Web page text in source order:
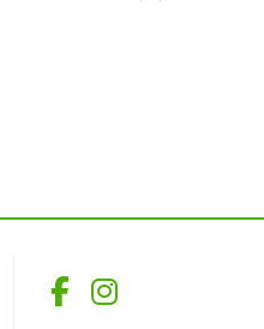
Facebook
Instagram